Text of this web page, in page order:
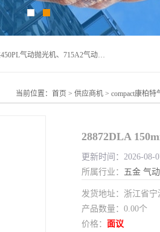
宁波上椿进出口有限公司是日本COMPACT康柏特，原装进口，进口代理商批发, 提供450PL气动抛光机、715A2气动抛光机、905A4打磨机、935GS打磨机、913W-5水磨机、450PL抛光机、715A2抛光机、935GS齿轮抛光机、905A4气动打磨机、价格实惠,欢迎来电咨询.
当前位置： 首页 > 供应商机 > compact康柏特
28872DLA
更新时间：2026-
所属行业： 五金 气
发货地址：浙江省宁
产品数量：0.00个
价格： 面议